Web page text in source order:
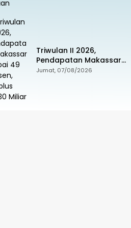
Triwulan II 2026,
Pendapatan Makassar
Capai 49 Persen, Surplus
Jumat, 07/08/2026